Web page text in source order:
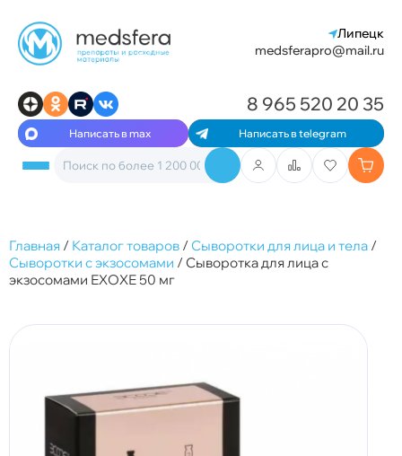
Липецк
medsferapro@mail.ru
Написать в max Написать в telegram
8 965 520 20 35
Главная / Каталог товаров /Сыворотки для лица и тела /
Сыворотки с экзосомами /Сыворотка для лица с
экзосомами ЕХОХЕ 50 мг